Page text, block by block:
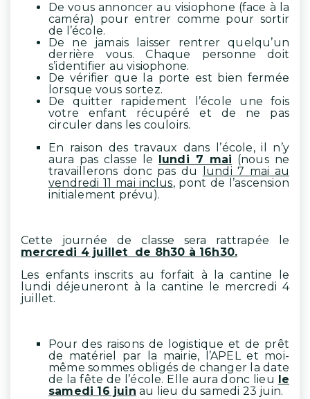
De vous annoncer au visiophone (face à la
caméra) pour entrer comme pour sortir
de l’école.
De ne jamais laisser rentrer quelqu’un
derrière vous. Chaque personne doit
s’identifier au visiophone.
De vérifier que la porte est bien fermée
lorsque vous sortez.
De quitter rapidement l’école une fois
votre enfant récupéré et de ne pas
circuler dans les couloirs.
En raison des travaux dans l’école, il n’y
aura pas classe le lundi 7 mai (nous ne
travaillerons donc pas du
lundi 7 mai au
vendredi 11 mai inclus, pont de l’ascension
initialement prévu).
Cette journée de classe sera rattrapée le
mercredi 4 juillet de 8h30 à 16h30.
Les enfants inscrits au forfait à la cantine le
lundi déjeuneront à la cantine le mercredi 4
juillet.
Pour des raisons de logistique et de prêt
de matériel par la mairie, l’APEL et moi-
même sommes obligés de changer la date
de la fête de l’école. Elle aura donc lieu le
samedi 16 juin au lieu du samedi 23 juin.